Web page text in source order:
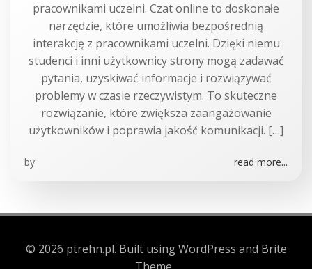
pracownikami uczelni. Czat online to doskonałe
narzędzie, które umożliwia bezpośrednią
interakcję z pracownikami uczelni. Dzięki niemu
studenci i inni użytkownicy strony mogą zadawać
pytania, uzyskiwać informacje i rozwiązywać
problemy w czasie rzeczywistym. To skuteczne
rozwiązanie, które zwiększa zaangażowanie
użytkowników i poprawia jakość komunikacji. […]
by read more...
© 2026 ptrehn.pl. Built using WordPress and Brite